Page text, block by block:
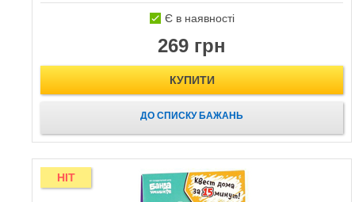
Є в наявності
269 грн
КУПИТИ
ДО СПИСКУ БАЖАНЬ
HIT